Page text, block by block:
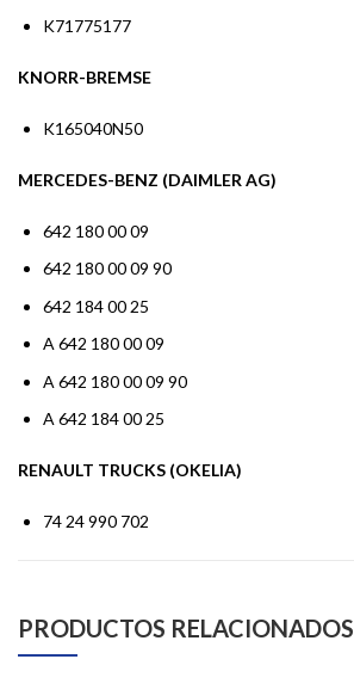
K71775177
KNORR-BREMSE
K165040N50
MERCEDES-BENZ (DAIMLER AG)
642 180 00 09
642 180 00 09 90
642 184 00 25
A 642 180 00 09
A 642 180 00 09 90
A 642 184 00 25
RENAULT TRUCKS (OKELIA)
74 24 990 702
PRODUCTOS RELACIONADOS